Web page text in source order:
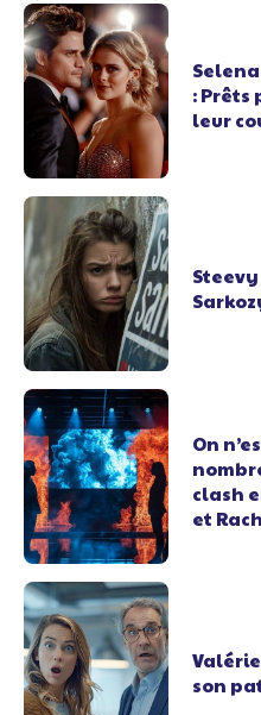
: Prêts
leur
On
clash
et
son